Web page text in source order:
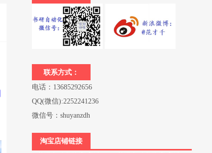
联系方式：
电话：13685292656
QQ(微信):2252241236
微信号：shuyanzdh
淘宝店铺链接